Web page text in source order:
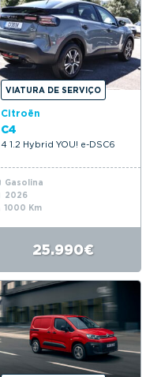
VIATURA DE SERVIÇO
Citroën
C4
4 1.2 Hybrid YOU! e-DSC6
Gasolina
2026
1000 Km
25.990€